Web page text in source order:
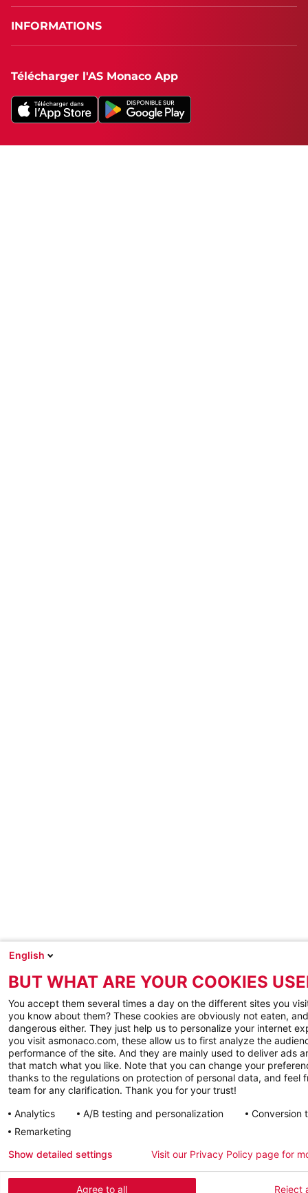
INFORMATIONS
Télécharger l'AS Monaco App
English
BUT WHAT ARE YOUR COOKIES
You accept them several times a day on the different sites you
you know about them? These cookies are obviously not eaten,
dangerous either. They just help us to personalize your internet
you visit asmonaco.com, these allow us to first analyze the
performance of the site. And they are mainly used to deliver ads
that match what you like. Note that you can change your
thanks to the regulations on protection of personal data, and feel
team for any clarification. Thank you for your trust!
Analytics
A/B testing and personalization
Conversion
Remarketing
Agree to all Reject
Show detailed settings Visit our Privacy Policy page for